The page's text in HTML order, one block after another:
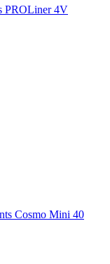
PROLiner 4V
Cosmo Mini 40